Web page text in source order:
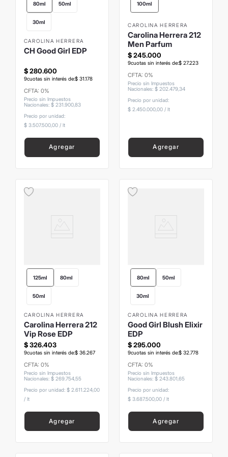
80ml 50ml
30ml
CAROLINA HERRERA
CH Good Girl EDP
$ 280.600
9cuotas sin interés de:$ 31178
CFTA: 0%
Precio sin Impuestos
Nacionales: $ 231 900,83
Precio por unidad:
$ 3.507.500,00/ lt
Agregar
100ml
CAROLINA HERRERA
Carolina Herrera 212
Men Parfum
$245.000
9cuotas sin interés de:$ 27.223
CFTA: 0%
Precio sin Impuestos
Nacionales: $ 202 47934
Precio por unidad:
$ 2.450.000,00 / lt
Agregar
125ml 80ml
50ml
CAROLINA HERRERA
Carolina Herrera 212
Vip Rose EDP
$ 326.403
9cuotas sin interés de:$ 36.267
CFTA: 0%
Precio sin Impuestos
Nacionales: $ 269.754,55
Precio por unidad: $ 2.611.224,00
/ lt
Agregar
80ml 50ml
30ml
CAROLINA HERRERA
Good Girl Blush Elixir
EDP
$295.000
9cuotas sin interés de:$ 32778
CFTA: 0%
Precio sin Impuestos
Nacionales: $ 243801 65
Precio por unidad:
$ 3.687.500,00 / lt
Agregar